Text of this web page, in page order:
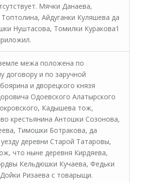
Мячки Данаева,
Айдуганки Куляшева да
Нуштасова, Томилки Куракова1
межа положена по
договору и по заручной
и дворецкого князя
Одоевского Алатырского
Кадышева тож,
крестьянина Антошки Созонова,
Тимошки Ботракова, да
уезду деревни Старой Татаровы,
что ныне деревня Кирдяева,
Кельдюшки Кучаева, Федьки
Ризаева с товарыщи.